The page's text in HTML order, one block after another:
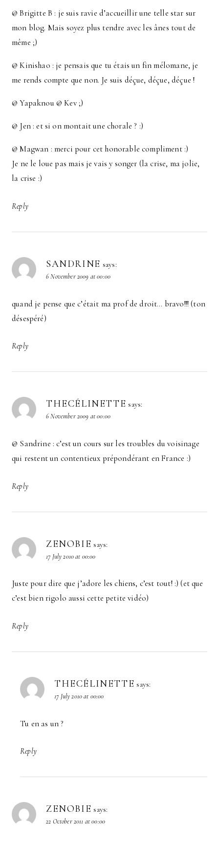
@ Brigitte B : je suis ravie d’accueillir une telle star sur
mon blog. Mais soyez plus tendre avec les ânes tout de
même ;)
@ Kinishao : je pensais que tu étais un fin mélomane, je
me rends compte que non. Je suis déçue, déçue, déçue !
@ Yapaknou @ Kev ;)
@ Jen : et si on montait une chorale ? :)
@ Magwan : merci pour cet honorable compliment :)
Je ne le loue pas mais je vais y songer (la crise, ma jolie,
la crise :)
Reply
SANDRINE says:
6 November 2009 at 00:00
quand je pense que c’était ma prof de droit… bravo!!! (ton
désespéré)
Reply
THECÉLINETTE says:
6 November 2009 at 00:00
@ Sandrine : c’est un cours sur les troubles du voisinage
qui restent un contentieux prépondérant en France :)
Reply
ZENOBIE says:
17 July 2010 at 00:00
Juste pour dire que j’adore les chiens, c’est tout! :) (et que
c’est bien rigolo aussi cette petite vidéo)
Reply
THECÉLINETTE says:
17 July 2010 at 00:00
Tu en as un ?
Reply
ZENOBIE says:
22 October 2011 at 00:00